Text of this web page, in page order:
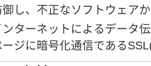
御し、不正なソフトウェア
ンターネットによるデータ
ージに暗号化通信である